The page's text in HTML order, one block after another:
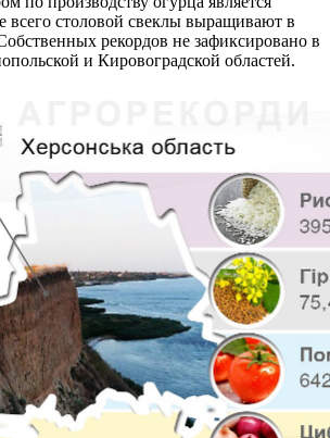
всего столовой свеклы выращивают в
рекордов не зафиксировано в
и Кировоградской областей.